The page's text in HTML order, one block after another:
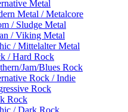
Metal
Metal / Metalcore
/ Sludge Metal
/ Viking Metal
/ Mittelalter Metal
/ Hard Rock
Jam/Blues Rock
Rock / Indie
Rock
Rock
/ Dark Rock